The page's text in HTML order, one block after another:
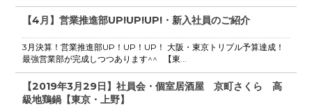
【4月】営業推進部UP!UP!UP!・新入社員のご紹介
3月決算！営業推進部UP！UP！UP！ 大阪・東京トリプル予算達成！
最強営業部が完成しつつあります^^ 【東...
【2019年3月29日】社員会・個室居酒屋 京町さくら 高
級地鶏鍋【東京・上野】